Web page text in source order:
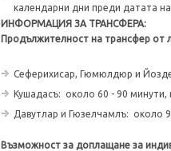
календарни дни преди датата
ИНФОРМАЦИЯ ЗА ТРАНСФЕРА:
Продължителност на трансфер от
Сеферихисар, Гюмюлдюр и
Кушадасъ: около 60 - 90 минути,
Давутлар и Гюзелчамлъ: около
Възможност за доплащане за